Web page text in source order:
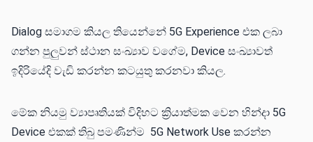
Dialog සමාගම කියල තියෙන්නේ 5G Experience එක ලබා
ගන්න පුලුවන් ස්ථාන සංඛ්‍යාව වගේම, Device සංඛ්‍යාවත්
ඉදිරියේදි වැඩි කරන්න කටයුතු කරනවා කියල.
මේක නියමු ව්‍යාපෘතියක් විදිහට ක්‍රියාත්මක වෙන හින්දා 5G
Device එකක් තිබු පමණින්ම 5G Network Use කරන්න